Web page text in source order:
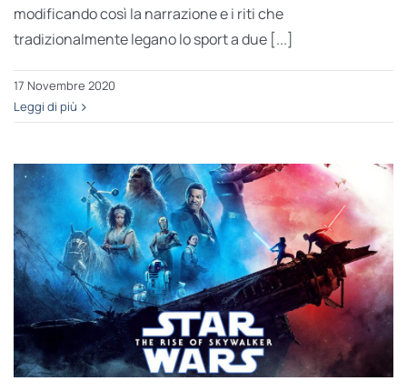
modificando così la narrazione e i riti che
tradizionalmente legano lo sport a due [...]
17 Novembre 2020
Leggi di più